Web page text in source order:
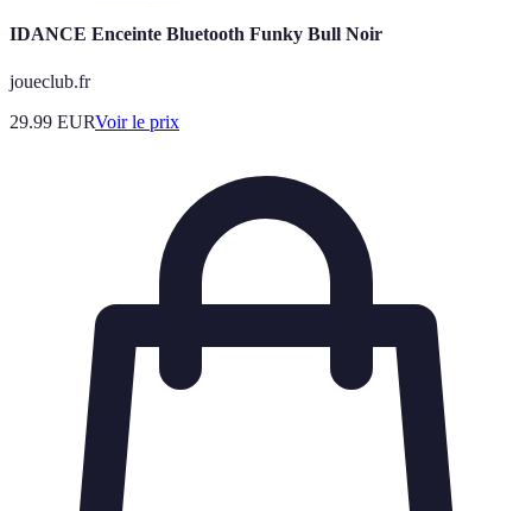
IDANCE Enceinte Bluetooth Funky Bull Noir
joueclub.fr
29.99 EURVoir le prix